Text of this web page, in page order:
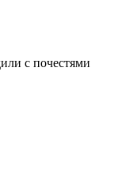
с почестями